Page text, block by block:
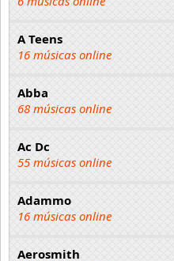
A Teens
16 músicas online
Abba
68 músicas online
Ac Dc
55 músicas online
Adammo
16 músicas online
Aerosmith